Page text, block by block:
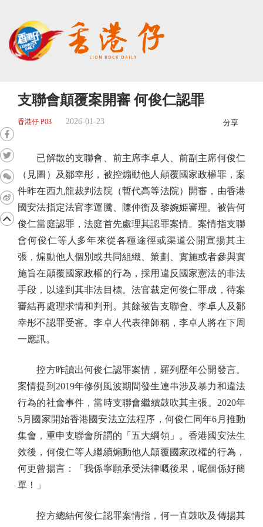
支聯會顛覆案開審 何俊仁認罪
香港仔 P03 2026-01-23 分享
已解散的支聯會、前主席李卓人、前副主席何俊仁
（見圖）及鄒幸彤，被控煽動他人顛覆國家政權罪，案
件昨在西九龍裁判法院（暫代高等法院）開審，由香港
國安法指定法官李運騰、陳仲衡及黎婉姫審理。被告何
俊仁當庭認罪，法庭首先處理其認罪案情。案情指支聯
會何俊仁等人多年來從各種途徑或渠道公開宣揚其主
張，煽動他人個別或共同組織、策劃、實施或者參與實
施旨在顛覆國家政權的行為，採用違反國家憲法的非法
手段，以達到其非法目標。法官裁定何俊仁罪成，待案
審結再處理求情和判刑。其餘被告支聯會、李卓人及鄒
幸彤不認罪受審。李卓人代表律師稱，李卓人將在下周
一應訊。
控方昨讀出何俊仁認罪案情，羅列歷年公開發言。
案情提到2019年修例風波期間發生連串涉及暴力和違法
行為的社會事件，當時支聯會繼續鼓吹其主張。2020年
5月國家開始香港國安法立法程序，何俊仁同年6月推動
集會，重申支聯會所謂的「五大綱領」。香港國安法生
效後，何俊仁等人繼續煽動他人顛覆國家政權的行為，
何更曾揚言：「我係寧願承受法律嘅後果，呢個係好簡
單！」
控方總結何俊仁認罪案情指，何一直鼓吹及傳揚其